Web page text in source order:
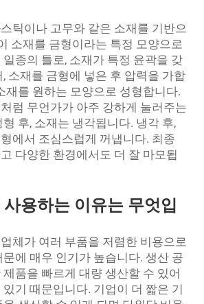
틱이나 고무와 같은 소재를 기반으
소재를 금형이라는 특정 모양으로
종의 틀로, 소재가 특정 윤곽을 갖
, 소재를 금형에 넣은 후 압력을 가합
재를 원하는 모양으로 성형합니다.
럼 무언가가 아주 강하게 눌러주는
후, 소재는 냉각됩니다. 냉각 후,
에서 조심스럽게 꺼냅니다. 최종
다양한 환경에서도 더 잘 마모됩
용하는 이유는 무엇입
체가 여러 부품을 저렴한 비용으로
에 매우 인기가 높습니다. 생산 공
품을 빠르게 대량 생산할 수 있어
기 때문입니다. 기업이 더 짧은 기